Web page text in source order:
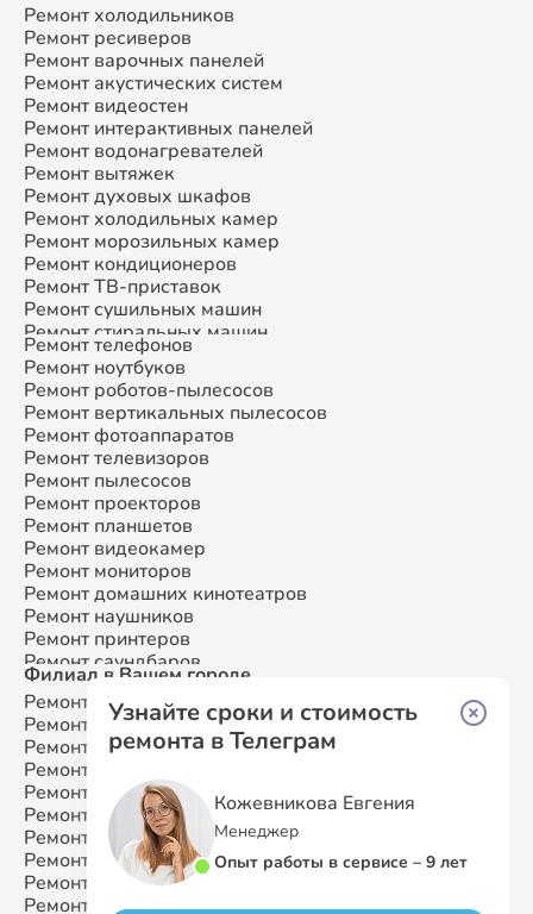
Ремонт холодильников
Ремонт ресиверов
Ремонт варочных панелей
Ремонт акустических систем
Ремонт видеостен
Ремонт интерактивных панелей
Ремонт водонагревателей
Ремонт вытяжек
Ремонт духовых шкафов
Ремонт холодильных камер
Ремонт морозильных камер
Ремонт кондиционеров
Ремонт ТВ-приставок
Ремонт сушильных машин
Ремонт стиральных машин
Ремонт микроволновых печей
Ремонт смарт-часов
Ремонт атс
Ремонт сплит-систем
Ремонт телефонов
Ремонт ноутбуков
Ремонт роботов-пылесосов
Ремонт вертикальных пылесосов
Ремонт фотоаппаратов
Ремонт телевизоров
Ремонт пылесосов
Ремонт проекторов
Ремонт планшетов
Ремонт видеокамер
Ремонт мониторов
Ремонт домашних кинотеатров
Ремонт наушников
Ремонт принтеров
Ремонт саундбаров
Ремонт VR систем
Ремонт сабвуферов
Ремонт посудомоечных машин
Филиал в Вашем городе
Ремонт SamsungМосква
Ремонт SamsungСанкт-Петербург
Ремонт SamsungКраснодар
Ремонт Samsung
Ремонт Samsung Нижний Новгород
Ремонт SamsungНовосибирск
Ремонт SamsungКазань
Ремонт SamsungЕкатеринбург
Ремонт SamsungВоронеж
Ремонт SamsungВолгоград
Узнайте сроки и стоимость
ремонта в Телеграм
Кожевникова Евгения
Менеджер
Опыт работы в сервисе – 9 лет